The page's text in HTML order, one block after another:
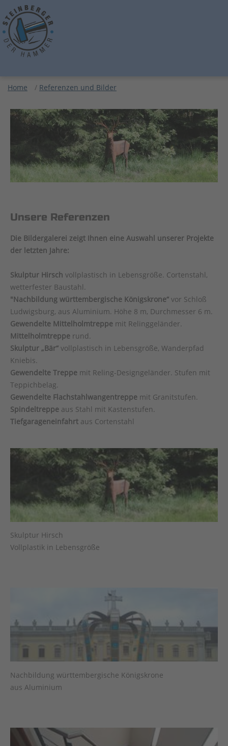
Home / Referenzen und Bilder
Unsere Referenzen
Die Bildergalerei zeigt Ihnen eine Auswahl unserer Projekte
der letzten Jahre:
Skulptur Hirsch vollplastisch in Lebensgröße. Cortenstahl,
wetterfester Baustahl.
"Nachbildung württembergische Königskrone“ vor Schloß
Ludwigsburg, aus Aluminium. Höhe 8 m, Durchmesser 6 m.
Gewendelte Mittelholmtreppe mit Relinggeländer.
Mittelholmtreppe rund.
Skulptur „Bär“ vollplastisch in Lebensgröße, Wanderpfad
Kniebis.
Gewendelte Treppe mit Reling-Designgeländer. Stufen mit
Teppichbelag.
Gewendelte Flachstahlwangentreppe mit Granitstufen.
Spindeltreppe aus Stahl mit Kastenstufen.
Tiefgarageneinfahrt aus Cortenstahl
Skulptur Hirsch
Vollplastik in Lebensgröße
Nachbildung württembergische Königskrone
aus Aluminium